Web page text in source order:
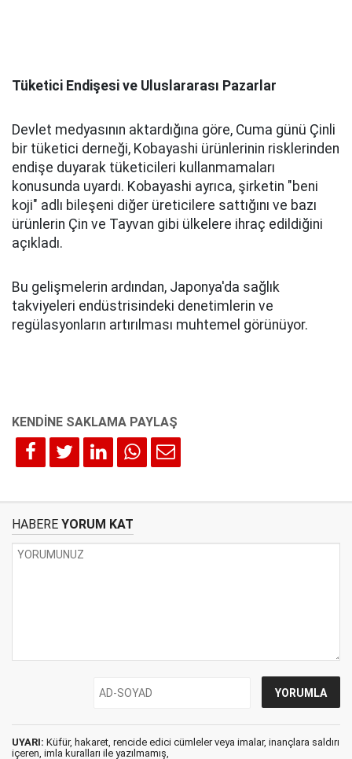
Tüketici Endişesi ve Uluslararası Pazarlar
Devlet medyasının aktardığına göre, Cuma günü Çinli
bir tüketici derneği, Kobayashi ürünlerinin risklerinden
endişe duyarak tüketicileri kullanmamaları
konusunda uyardı. Kobayashi ayrıca, şirketin "beni
koji" adlı bileşeni diğer üreticilere sattığını ve bazı
ürünlerin Çin ve Tayvan gibi ülkelere ihraç edildiğini
açıkladı.
Bu gelişmelerin ardından, Japonya'da sağlık
takviyeleri endüstrisindeki denetimlerin ve
regülasyonların artırılması muhtemel görünüyor.
HABERE YORUM KAT
UYARI: Küfür, hakaret, rencide edici cümleler veya imalar, inançlara saldırı
içeren, imla kuralları ile yazılmamış,